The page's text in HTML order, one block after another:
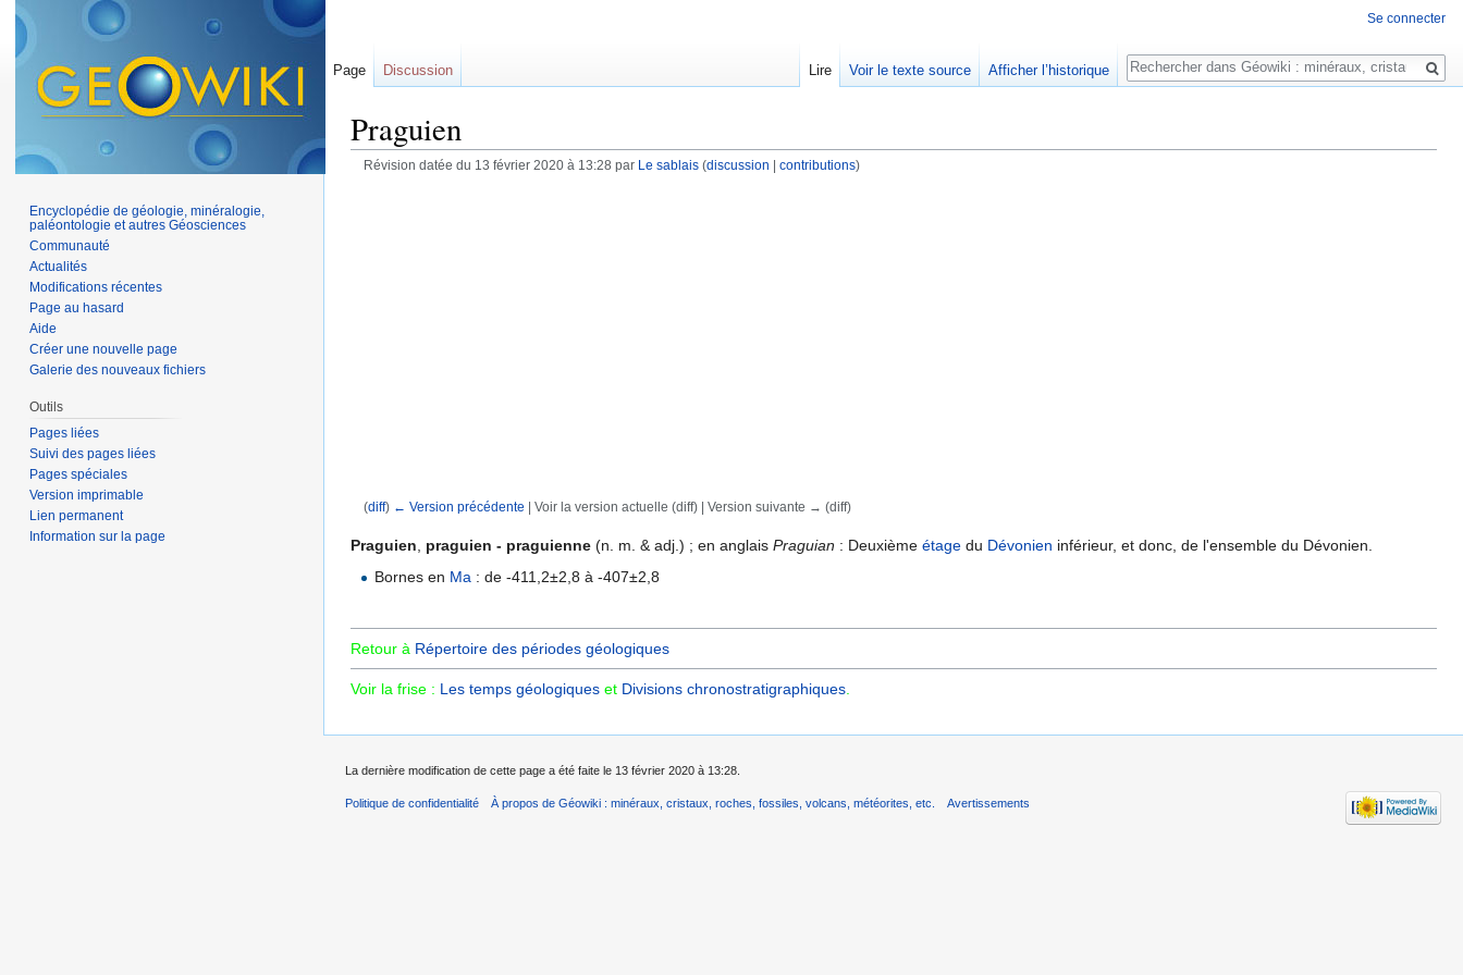
Praguien
Révision datée du 13 février 2020 à 13:28 par Le sablais (discussion contributions)
(diff) ← Version précédente | Voir la version actuelle (diff) | Version suivante → (diff)
Praguien
praguien - praguienne (n. m. & adj.) ; en anglais Praguian : Deuxième étage du Dévonien inférieur, et donc, de l'ensemble du Dévonien.
Bornes en Ma : de -411,2±2,8 à -407±2,8
Retour à Répertoire des périodes géologiques
Voir la frise : Les temps géologiques et Divisions chronostratigraphiques‎
Se connecter
Page Discussion Lire Voir le texte source Afficher l’historique
Rechercher
Encyclopédie de géologie, minéralogie,
paléontologie et autres Géosciences
Communauté
Actualités
Modifications récentes
Page au hasard
Aide
Créer une nouvelle page
Galerie des nouveaux fichiers
Outils
Pages liées
Suivi des pages liées
Pages spéciales
Version imprimable
Lien permanent
Information sur la page
La dernière modification de cette page a été faite le 13 février 2020 à 13:28.
Politique de confidentialité À propos de Géowiki : minéraux, cristaux, roches, fossiles, volcans, météorites, etc. Avertissements